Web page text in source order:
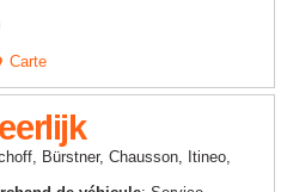
Carte
Bürstner, Chausson, Itineo,